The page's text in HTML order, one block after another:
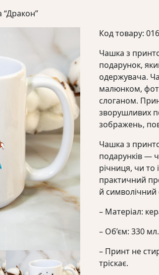
Код товару:
Чашка з
подарунок,
одержувача.
малюнком,
слоганом.
зворушливих
зображень,
Чашка з
подарунків —
річниця, чи то
практичний
й символічний
– Матеріал:
– Об’єм: 330 мл.
– Принт не
тріскає.